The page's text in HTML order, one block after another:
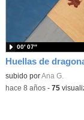
Huellas de
subido porAna G.
00′ 07″
-hace 8 años- 75